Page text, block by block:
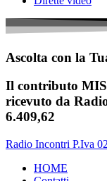
Ascolta con la
Il contributo
ricevuto da
6.409,62
Radio Incontri P.Iva
HOME